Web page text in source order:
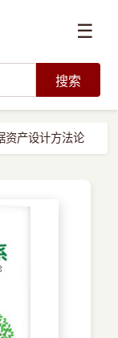
☰
搜索
资产设计方法论